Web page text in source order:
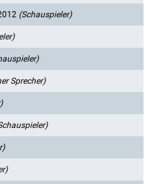
(Schauspieler)
Sprecher)